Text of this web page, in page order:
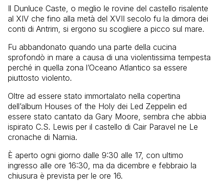
Il Dunluce Caste, o meglio le rovine del castello risalente
al XIV che fino alla metà del XVII secolo fu la dimora dei
conti di Antrim, si ergono su scogliere a picco sul mare.
Fu abbandonato quando una parte della cucina
sprofondò in mare a causa di una violentissima tempesta
perché in quella zona l’Oceano Atlantico sa essere
piuttosto violento.
Oltre ad essere stato immortalato nella copertina
dell’album Houses of the Holy dei Led Zeppelin ed
essere stato cantato da Gary Moore, sembra che abbia
ispirato C.S. Lewis per il castello di Cair Paravel ne Le
cronache di Narnia.
È aperto ogni giorno dalle 9:30 alle 17, con ultimo
ingresso alle ore 16:30, ma da dicembre e febbraio la
chiusura è prevista per le ore 16.